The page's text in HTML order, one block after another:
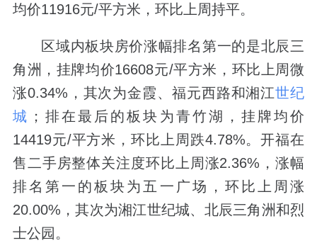
均价11916元/平方米，环比上周持平。
区域内板块房价涨幅排名第一的是北辰三
角洲，挂牌均价16608元/平方米，环比上周微
涨0.34%，其次为金霞、福元西路和湘江世纪
城 ；排在最后的板块为青竹湖，挂牌均价
14419元/平方米，环比上周跌4.78%。开福在
售二手房整体关注度环比上周涨2.36%，涨幅
排名第一的板块为五一广场，环比上周涨
20.00%，其次为湘江世纪城、北辰三角洲和烈
士公园。